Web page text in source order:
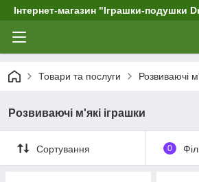
Інтернет-магазин "Іграшки-подушки
Товари та послуги Розвиваючі
Розвиваючі м'які іграшки
Сортування 0